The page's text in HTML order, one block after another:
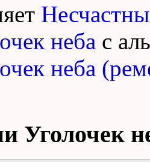
неба с
неба
Уголочек